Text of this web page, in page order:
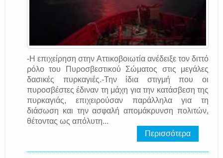
-Η επιχείρηση στην Αττικοβοιωτία ανέδειξε τον διττό
ρόλο του Πυροσβεστικού Σώματος στις μεγάλες
δασικές πυρκαγιές.-Την ίδια στιγμή που οι
πυροσβέστες έδιναν τη μάχη για την κατάσβεση της
πυρκαγιάς, επιχειρούσαν παράλληλα για τη
διάσωση και την ασφαλή απομάκρυνση πολιτών,
θέτοντας ως απόλυτη...
Περισσότερα